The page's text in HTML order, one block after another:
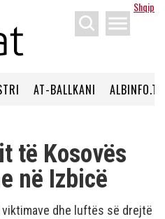
Shqip
menu
AT-BALLKANI ALBINFO.TV
të Kosovës
në Izbicë
dhe luftës së drejtë